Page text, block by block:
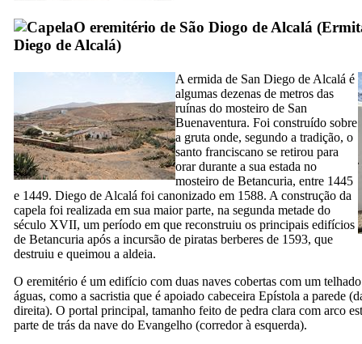
O eremitério de São Diogo de Alcalá (
Diego de Alcalá)
A ermida de San Diego de Alcalá é
algumas dezenas de metros das
ruínas do mosteiro de San
Buenaventura. Foi construído sobre
a gruta onde, segundo a tradição, o
santo franciscano se retirou para
orar durante a sua estada no
mosteiro de Betancuria, entre 1445
e 1449. Diego de Alcalá foi canonizado em 1588. A construção da
capela foi realizada em sua maior parte, na segunda metade do
século XVII, um período em que reconstruiu os principais edifícios
de Betancuria após a incursão de piratas berberes de 1593, que
destruiu e queimou a aldeia.
O eremitério é um edifício com duas naves cobertas com um
águas, como a sacristia que é apoiado cabeceira Epístola a parede
direita). O portal principal, tamanho feito de pedra clara com arco
parte de trás da nave do Evangelho (corredor à esquerda).